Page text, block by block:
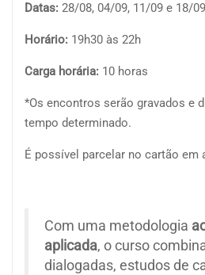
Datas: 28/08, 04/09, 11/09 e 18/09
Horário: 19h30 às 22h
Carga horária: 10 horas
*Os encontros serão gravados e
tempo determinado.
É possível parcelar no cartão em
Com uma metodologia
aplicada, o curso
dialogadas, estudos de